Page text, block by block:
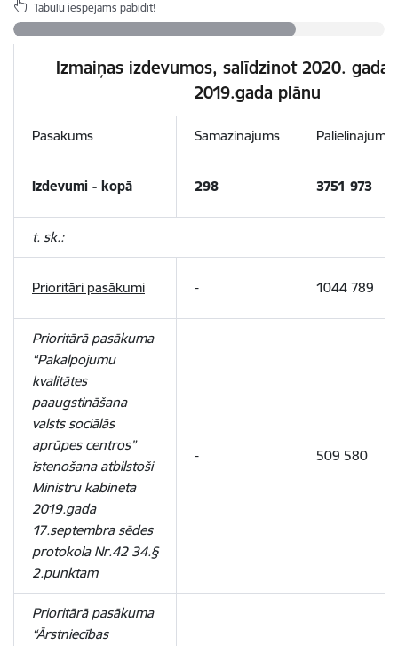
Tabulu iespējams pabīdīt!
Izmaiņas izdevumos, salīdzinot 2020. gada
2019.gada plānu
Pasākums Samazinājums Palielinājums
Izdevumi - kopā 298 3751 973
t. sk.:
Prioritāri pasākumi - 1044 789
Prioritārā pasākuma
“Pakalpojumu
kvalitātes
paaugstināšana
valsts sociālās
aprūpes centros”
īstenošana atbilstoši
Ministru kabineta
2019.gada
17.septembra sēdes
protokola Nr.42 34.§
2.punktam
- 509 580
Prioritārā pasākuma
“Ārstniecības